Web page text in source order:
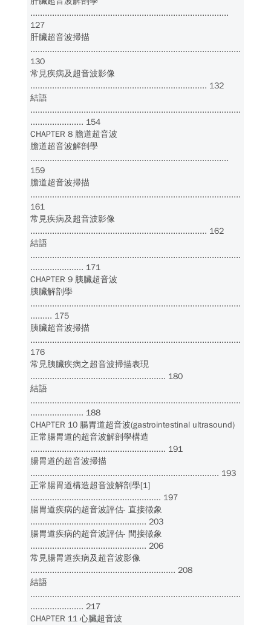
..................................................................................
127
肝臟超音波掃描
.......................................................................................
130
常見疾病及超音波影像
......................................................................... 132
結語
.......................................................................................
...................... 154
CHAPTER 8 膽道超音波
膽道超音波解剖學
..................................................................................
159
膽道超音波掃描
.......................................................................................
161
常見疾病及超音波影像
......................................................................... 162
結語
.......................................................................................
...................... 171
CHAPTER 9 胰臟超音波
胰臟解剖學
.......................................................................................
......... 175
胰臟超音波掃描
.......................................................................................
176
常見胰臟疾病之超音波掃描表現
........................................................ 180
結語
.......................................................................................
...................... 188
CHAPTER 10 腸胃道超音波(gastrointestinal ultrasound)
正常腸胃道的超音波解剖學構造
........................................................ 191
腸胃道的超音波掃描
.............................................................................. 193
正常腸胃道構造超音波解剖學[1]
...................................................... 197
腸胃道疾病的超音波評估- 直接徵象
................................................ 203
腸胃道疾病的超音波評估- 間接徵象
................................................ 206
常見腸胃道疾病及超音波影像
............................................................ 208
結語
.......................................................................................
...................... 217
CHAPTER 11 心臟超音波